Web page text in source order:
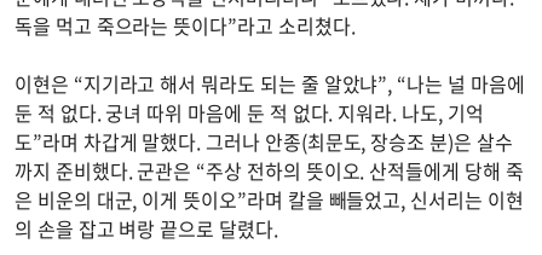
독을 먹고 죽으라는 뜻이다”라고 소리쳤다.
이현은 “지기라고 해서 뭐라도 되는 줄 알았냐”, “나는 널 마음에
둔 적 없다. 궁녀 따위 마음에 둔 적 없다. 지워라. 나도, 기억
도”라며 차갑게 말했다. 그러나 안종(최문도, 장승조 분)은 살수
까지 준비했다. 군관은 “주상 전하의 뜻이오. 산적들에게 당해 죽
은 비운의 대군, 이게 뜻이오”라며 칼을 빼들었고, 신서리는 이현
의 손을 잡고 벼랑 끝으로 달렸다.